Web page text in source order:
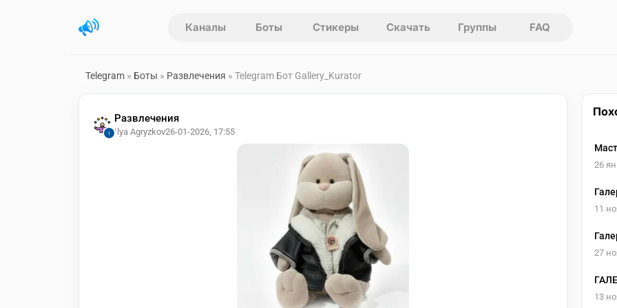
Каналы Боты Стикеры Скачать Группы FAQ
Telegram » Боты » Развлечения » Telegram Бот Gallery_Kurator
Развлечения
Ilya Agryzkov26-01-2026, 17:55
26
11
27
13